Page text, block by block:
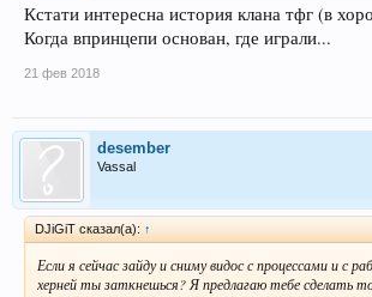
Кстати интересна история клана тфг (в
Когда впринцепи основан, где играли...
21 фев 2018
desember
Vassal
DJiGiT сказал(а): ↑
Если я сейчас зайду и сниму видос с процессами и с
херней ты заткнешься? Я предлагаю тебе сделать